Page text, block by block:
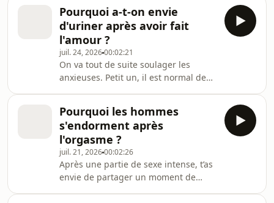
policy pour plus d’informations.
pour parler de sexe sur les
applications de rencontre ? Hébergé
par Audion. Visitez
https://www.audion.fm/fr/privacy-
policy pour plus d’informations.
Pourquoi a-t-on envie
d'uriner après avoir fait
l'amour ?
juil. 24, 202600:02:21
On va tout de suite soulager les
anxieuses. Petit un, il est normal de
deux, il est normal qu'il y ait un petit
temps entre le moment où l'on est
assise sur le trône, et le moment où
ça coule ! Hébergé par Audion. Visitez
https://www.audion.fm/fr/privacy-
policy pour plus d’informations.
Pourquoi les hommes
s'endorment après
l'orgasme ?
juil. 21, 202600:02:26
Après une partie de sexe intense, t’as
envie de partager un moment de